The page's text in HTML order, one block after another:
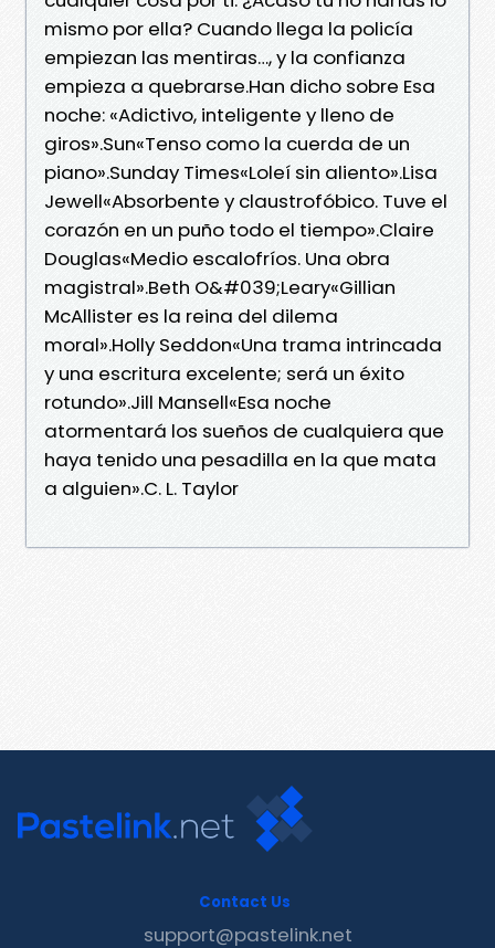
mismo por ella? Cuando llega la policía
empiezan las mentiras…, y la confianza
empieza a quebrarse.Han dicho sobre Esa
noche: «Adictivo, inteligente y lleno de
giros».Sun«Tenso como la cuerda de un
piano».Sunday Times«Loleí sin aliento».Lisa
Jewell«Absorbente y claustrofóbico. Tuve el
corazón en un puño todo el tiempo».Claire
Douglas«Medio escalofríos. Una obra
magistral».Beth O&#039;Leary«Gillian
McAllister es la reina del dilema
moral».Holly Seddon«Una trama intrincada
y una escritura excelente; será un éxito
rotundo».Jill Mansell«Esa noche
atormentará los sueños de cualquiera que
haya tenido una pesadilla en la que mata
a alguien».C. L. Taylor
Contact Us
support@pastelink.net